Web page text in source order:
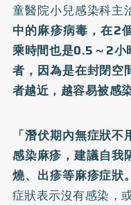
童醫院小兒感染科主
中的麻疹病毒，在2
乘時間也是0.5～2小
者，因為是在封閉空
者越近，越容易被感
「潛伏期內無症狀
感染麻疹，建議自我
燒、出疹等麻疹症狀
症狀表示沒有感染，